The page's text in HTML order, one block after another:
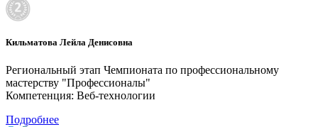
Кильматова Лейла Денисовна
Региональный этап Чемпионата по профессиональному
мастерству "Профессионалы"
Компетенция: Веб-технологии
Подробнее